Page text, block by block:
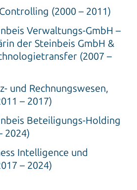
(2000 – 2011)
Verwaltungs-GmbH –
der Steinbeis GmbH &
(2007 –
und Rechnungswesen,
– 2017)
Beteiligungs-Holding
2024)
Intelligence und
– 2024)